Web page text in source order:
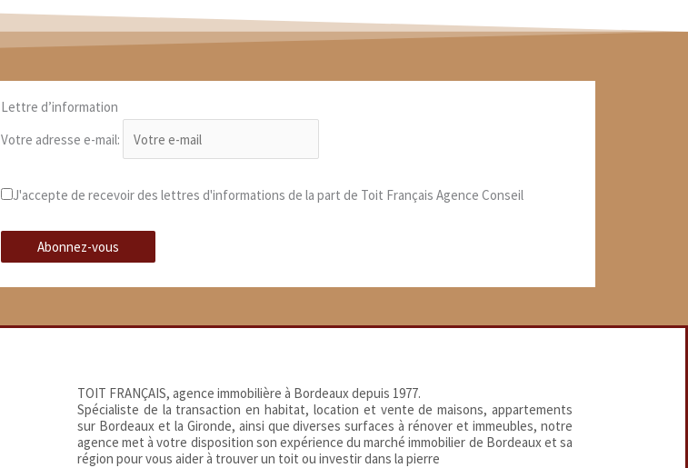
Lettre d’information
Votre adresse e-mail:
J'accepte de recevoir des lettres d'informations de la part de Toit Français Agence Conseil
TOIT FRANÇAIS, agence immobilière à Bordeaux depuis 1977.
Spécialiste de la transaction en habitat, location et vente de maisons, appartements
sur Bordeaux et la Gironde, ainsi que diverses surfaces à rénover et immeubles, notre
agence met à votre disposition son expérience du marché immobilier de Bordeaux et sa
région pour vous aider à trouver un toit ou investir dans la pierre